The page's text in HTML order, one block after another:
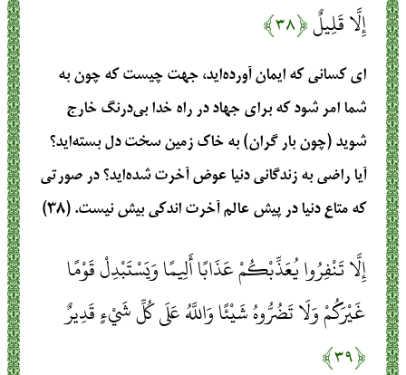
إِلَّا قَلِيلٌ﴿۳۸﴾
ای کسانی که ایمان آورده‌اید، جهت چیست که چون به
شما امر شود که برای جهاد در راه خدا بی‌درنگ خارج
شوید (چون بار گران) به خاک زمین سخت دل بسته‌اید؟
آیا راضی به زندگانی دنیا عوض آخرت شده‌اید؟ در صورتی
که متاع دنیا در پیش عالم آخرت اندکی بیش نیست. (۳۸)
إِلَّا تَنْفِرُوا يُعَذِّبْكُمْ عَذَابًا أَلِيمًا وَيَسْتَبْدِلْ قَوْمًا
غَيْرَكُمْ وَلَا تَضُرُّوهُ شَيْئًا وَاللَّهُ عَلَى كُلِّ شَيْءٍ قَدِيرٌ
﴿۳۹﴾